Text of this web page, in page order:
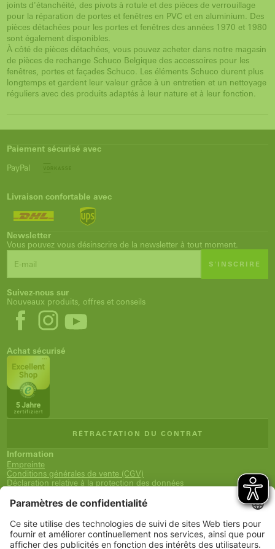
joints d'étanchéité, des pivots à rotule et des pièces de verrouillage
pour la réparation de portes et fenêtres en PVC et en aluminium. Des
pièces détachées pour les portes et fenêtres des années 1970 et 1980
sont également disponibles.
À côté de pièces détachées, vous pouvez acheter dans notre magasin
de pièces de rechange Schuco Belgique des accessoires pour les
fenêtres, portes et façades Schuco. Les éléments Schuco durent plus
longtemps et gardent leur valeur grâce à un entretien et un nettoyage
réguliers avec des produits adaptés à leur nature et à leur fonction.
Paiement sécurisé avec
PayPal
Livraison confortable avec
Newsletter
Vous pouvez vous désinscrire de la newsletter à tout moment.
S'INSCRIRE
Suivez-nous sur
Nouveaux produits, offres et conseils
Achat sécurisé
RÉTRACTATION DU CONTRAT
Information
Empreinte
Conditions générales de vente (CGV)
Déclaration relative à la protection des données
Droit de rétractation
Déclaration d'accessibilité
Newsletter